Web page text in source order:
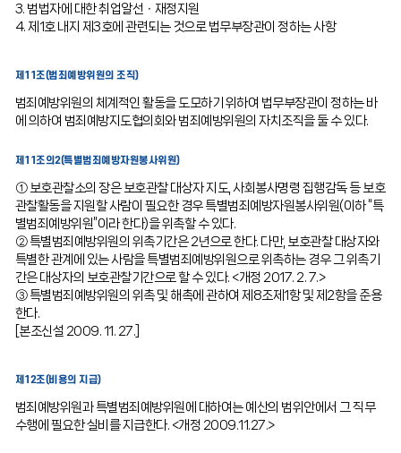
3. 범법자에 대한 취업알선ㆍ재정지원
4. 제1호 내지 제3호에 관련되는 것으로 법무부장관이 정하는 사항
제11조(범죄예방위원의 조직)
범죄예방위원의 체계적인 활동을 도모하기 위하여 법무부장관이 정하는 바
에 의하여 범죄예방지도협의회와 범죄예방위원의 자치조직을 둘 수 있다.
제11조의2(특별범죄예방자원봉사위원)
① 보호관찰소의 장은 보호관찰 대상자 지도, 사회봉사명령 집행감독 등 보호
관찰활동을 지원할 사람이 필요한 경우 특별범죄예방자원봉사위원(이하 “특
별범죄예방위원”이라 한다)을 위촉할 수 있다.
② 특별범죄예방위원의 위촉기간은 2년으로 한다. 다만, 보호관찰 대상자와
특별한 관계에 있는 사람을 특별범죄예방위원으로 위촉하는 경우 그 위촉기
간은 대상자의 보호관찰기간으로 할 수 있다. <개정 2017. 2. 7.>
③ 특별범죄예방위원의 위촉 및 해촉에 관하여 제8조제1항 및 제2항을 준용
한다.
[본조신설 2009. 11. 27.]
제12조(비용의 지급)
범죄예방위원과 특별범죄예방위원에 대하여는 예산의 범위안에서 그 직무
수행에 필요한 실비를 지급한다. <개정 2009.11.27.>